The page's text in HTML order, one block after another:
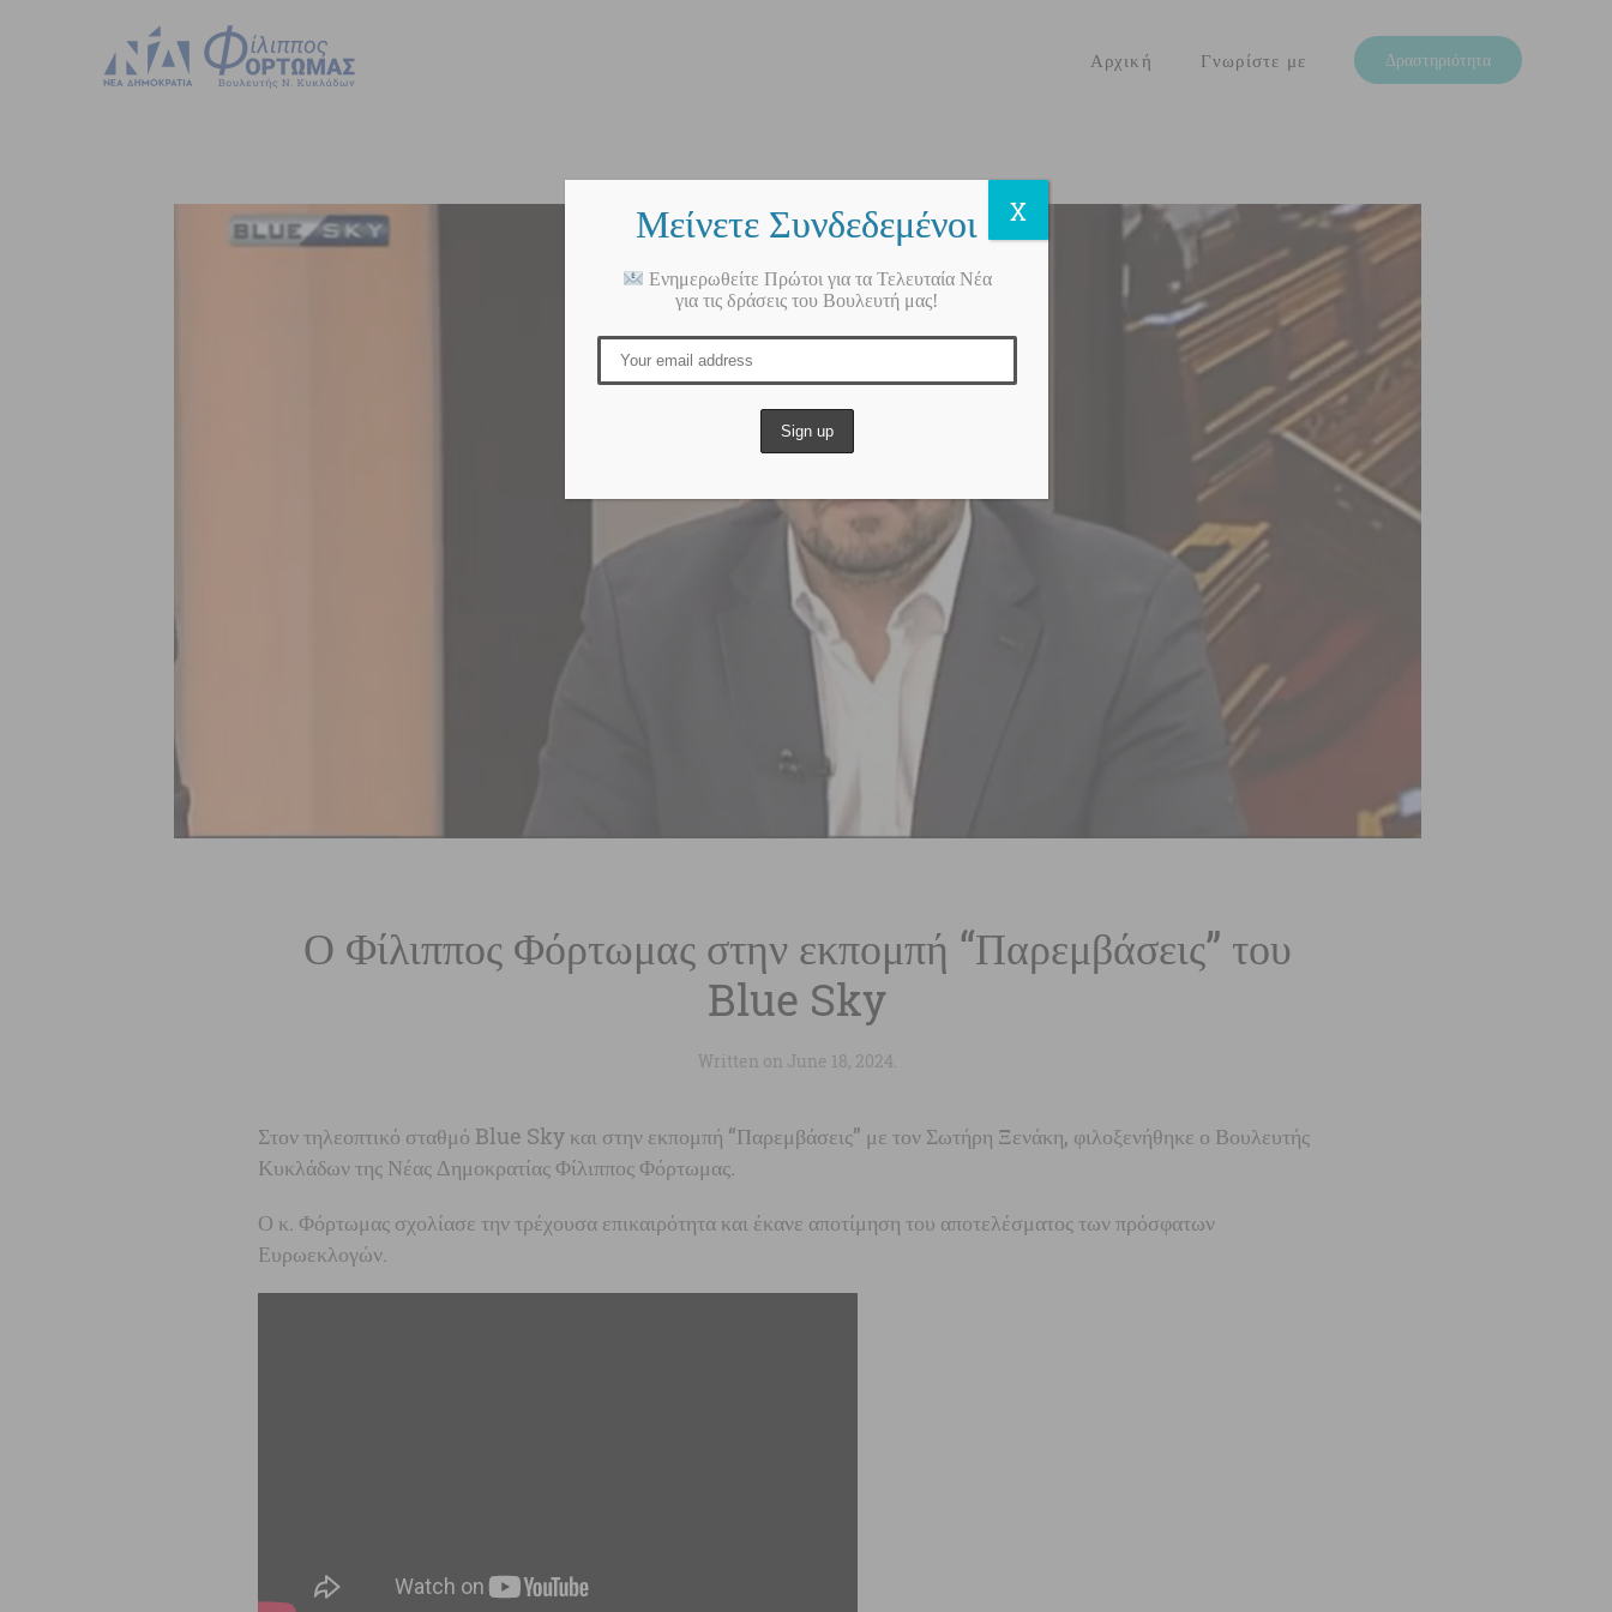
Αρχική Γνωρίστε με Δραστηριότητα
Ο Φίλιππος Φόρτωμας στην εκπομπή “Παρεμβάσεις” του
Blue Sky
Written on June 18, 2024.
Στον τηλεοπτικό σταθμό Blue Sky και στην εκπομπή “Παρεμβάσεις” με τον Σωτήρη Ξενάκη, φιλοξενήθηκε ο Βουλευτής
Κυκλάδων της Νέας Δημοκρατίας Φίλιππος Φόρτωμας.
Ο κ. Φόρτωμας σχολίασε την τρέχουσα επικαιρότητα και έκανε αποτίμηση του αποτελέσματος των πρόσφατων
Ευρωεκλογών.
Μείνετε Συνδεδεμένοι
Ενημερωθείτε Πρώτοι για τα Τελευταία Νέα
για τις δράσεις του Βουλευτή μας!
X